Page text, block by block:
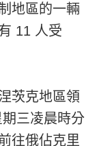
地區的一輛
11 人受
茨克地區領
三凌晨時分
往俄佔克里